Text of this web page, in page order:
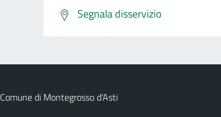
Segnala disservizio
Comune di Montegrosso d'Asti